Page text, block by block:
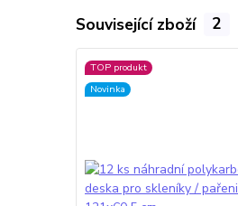
Související zboží 2
TOP produkt
Novinka